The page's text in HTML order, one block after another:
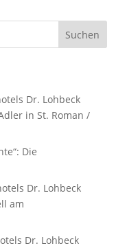
Dr. Lohbeck
in St. Roman /
Die
Dr. Lohbeck
am
Dr. Lohbeck